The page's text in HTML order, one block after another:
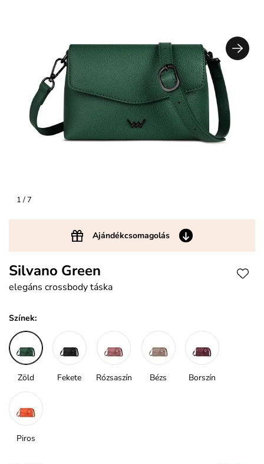
1/ 7
Ajándékcsomagolás
Silvano Green
elegáns crossbody táska
Színek:
Zöld Fekete Rózsaszín Bézs Borszín
Piros